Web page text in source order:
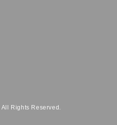
All Rights Reserved.